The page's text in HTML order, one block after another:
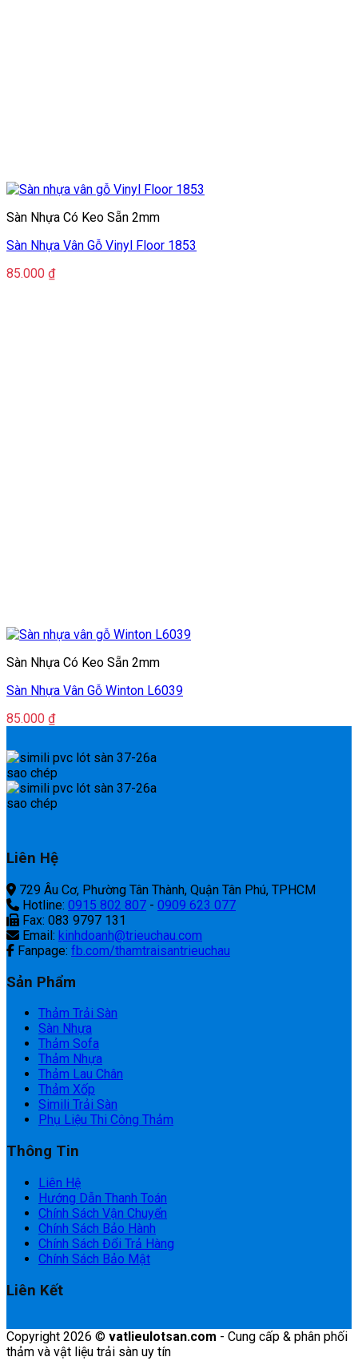
Sàn Nhựa Có Keo Sẵn 2mm
Sàn Nhựa Vân Gỗ Vinyl Floor 1853
85.000 ₫
Sàn Nhựa Có Keo Sẵn 2mm
Sàn Nhựa Vân Gỗ Winton L6039
85.000 ₫
Liên Hệ
729 Âu Cơ, Phường Tân Thành, Quận Tân Phú, TPHCM
Hotline: 0915 802 807 - 0909 623 077
Fax: 083 9797 131
Email: kinhdoanh@trieuchau.com
Fanpage: fb.com/thamtraisantrieuchau
Sản Phẩm
Thảm Trải Sàn
Sàn Nhựa
Thảm Sofa
Thảm Nhựa
Thảm Lau Chân
Thảm Xốp
Simili Trải Sàn
Phụ Liệu Thi Công Thảm
Thông Tin
Liên Hệ
Hướng Dẫn Thanh Toán
Chính Sách Vận Chuyển
Chính Sách Bảo Hành
Chính Sách Đổi Trả Hàng
Chính Sách Bảo Mật
Liên Kết
Copyright 2026 © vatlieulotsan.com - Cung cấp & phân phối
thảm và vật liệu trải sàn uy tín